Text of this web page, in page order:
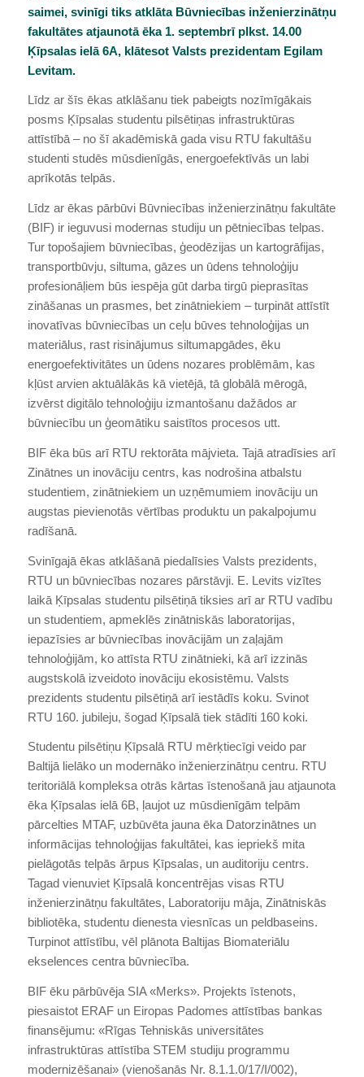
saimei, svinīgi tiks atklāta Būvniecības inženierzinātņu
fakultātes atjaunotā ēka 1. septembrī plkst. 14.00
Ķīpsalas ielā 6A, klātesot Valsts prezidentam Egilam
Levitam.
Līdz ar šīs ēkas atklāšanu tiek pabeigts nozīmīgākais
posms Ķīpsalas studentu pilsētiņas infrastruktūras
attīstībā – no šī akadēmiskā gada visu RTU fakultāšu
studenti studēs mūsdienīgās, energoefektīvās un labi
aprīkotās telpās.
Līdz ar ēkas pārbūvi Būvniecības inženierzinātņu fakultāte
(BIF) ir ieguvusi modernas studiju un pētniecības telpas.
Tur topošajiem būvniecības, ģeodēzijas un kartogrāfijas,
transportbūvju, siltuma, gāzes un ūdens tehnoloģiju
profesionāļiem būs iespēja gūt darba tirgū pieprasītas
zināšanas un prasmes, bet zinātniekiem – turpināt attīstīt
inovatīvas būvniecības un ceļu būves tehnoloģijas un
materiālus, rast risinājumus siltumapgādes, ēku
energoefektivitātes un ūdens nozares problēmām, kas
kļūst arvien aktuālākās kā vietējā, tā globālā mērogā,
izvērst digitālo tehnoloģiju izmantošanu dažādos ar
būvniecību un ģeomātiku saistītos procesos utt.
BIF ēka būs arī RTU rektorāta mājvieta. Tajā atradīsies arī
Zinātnes un inovāciju centrs, kas nodrošina atbalstu
studentiem, zinātniekiem un uzņēmumiem inovāciju un
augstas pievienotās vērtības produktu un pakalpojumu
radīšanā.
Svinīgajā ēkas atklāšanā piedalīsies Valsts prezidents,
RTU un būvniecības nozares pārstāvji. E. Levits vizītes
laikā Ķīpsalas studentu pilsētiņā tiksies arī ar RTU vadību
un studentiem, apmeklēs zinātniskās laboratorijas,
iepazīsies ar būvniecības inovācijām un zaļajām
tehnoloģijām, ko attīsta RTU zinātnieki, kā arī izzinās
augstskolā izveidoto inovāciju ekosistēmu. Valsts
prezidents studentu pilsētiņā arī iestādīs koku. Svinot
RTU 160. jubileju, šogad Ķīpsalā tiek stādīti 160 koki.
Studentu pilsētiņu Ķīpsalā RTU mērķtiecīgi veido par
Baltijā lielāko un modernāko inženierzinātņu centru. RTU
teritoriālā kompleksa otrās kārtas īstenošanā jau atjaunota
ēka Ķīpsalas ielā 6B, ļaujot uz mūsdienīgām telpām
pārcelties MTAF, uzbūvēta jauna ēka Datorzinātnes un
informācijas tehnoloģijas fakultātei, kas iepriekš mita
pielāgotās telpās ārpus Ķīpsalas, un auditoriju centrs.
Tagad vienuviet Ķīpsalā koncentrējas visas RTU
inženierzinātņu fakultātes, Laboratoriju māja, Zinātniskās
bibliotēka, studentu dienesta viesnīcas un peldbaseins.
Turpinot attīstību, vēl plānota Baltijas Biomateriālu
ekselences centra būvniecība.
BIF ēku pārbūvēja SIA «Merks». Projekts īstenots,
piesaistot ERAF un Eiropas Padomes attīstības bankas
finansējumu: «Rīgas Tehniskās universitātes
infrastruktūras attīstība STEM studiju programmu
modernizēšanai» (vienošanās Nr. 8.1.1.0/17/I/002),